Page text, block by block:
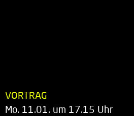
VORTRAG
Mo. 11.01. um 17.15 Uhr